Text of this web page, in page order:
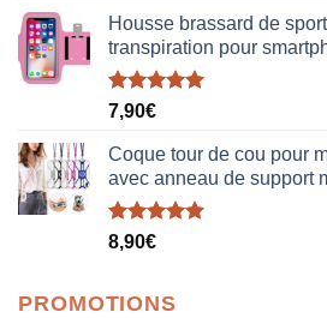
Housse brassard de
transpiration pour
Note5.00
7,90€
Coque tour de cou pour
avec anneau de support
Note5.00
8,90€
PROMOTIONS